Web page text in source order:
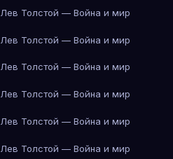
Лев Толстой — Война и мир
Лев Толстой — Война и мир
Лев Толстой — Война и мир
Лев Толстой — Война и мир
Лев Толстой — Война и мир
Лев Толстой — Война и мир